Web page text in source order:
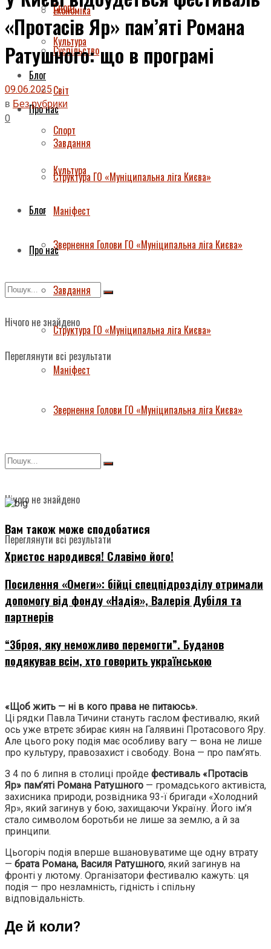
Спорт
Культура
Блог
Про нас
Завдання
Структура ГО «Муніципальна ліга Києва»
Маніфест
Звернення Голови ГО «Муніципальна ліга Києва»
Нічого не знайдено
Переглянути всі результати
Економіка
Суспільство
Світ
Спорт
Культура
Блог
Про нас
Завдання
Структура ГО «Муніципальна ліга Києва»
Маніфест
Звернення Голови ГО «Муніципальна ліга Києва»
Нічого не знайдено
Переглянути всі результати
«Протасів Яр» пам’яті Романа
Ратушного: що в програмі
09.06.2025
в Без рубрики
0
Вам також може сподобатися
Христос народився! Славімо його!
Посилення «Омеги»: бійці спецпідрозділу отримали
допомогу від фонду «Надія», Валерія Дубіля та
партнерів
“Зброя, яку неможливо перемогти”. Буданов
подякував всім, хто говорить українською
«Щоб жить — ні в кого права не питаюсь».
Ці рядки Павла Тичини стануть гаслом фестивалю, який
ось уже втретє збирає киян на Галявині Протасового Яру.
Але цього року подія має особливу вагу — вона не лише
про культуру, правозахист і свободу. Вона — про пам’ять.
З 4 по 6 липня в столиці пройде фестиваль «Протасів
Яр» пам’яті Романа Ратушного — громадського активіста,
захисника природи, розвідника 93-ї бригади «Холодний
Яр», який загинув у бою, захищаючи Україну. Його ім’я
стало символом боротьби не лише за землю, а й за
принципи.
Цьогоріч подія вперше вшановуватиме ще одну втрату
— брата Романа, Василя Ратушного, який загинув на
фронті у лютому. Організатори фестивалю кажуть: ця
подія — про незламність, гідність і спільну
відповідальність.
Де й коли?